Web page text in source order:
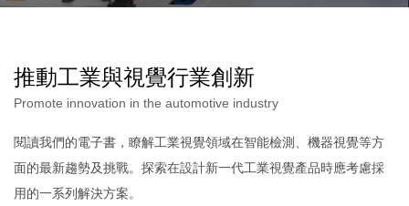
推動工業與視覺行業創新
Promote innovation in the automotive industry
閱讀我們的電子書，瞭解工業視覺領域在智能檢測、機器視覺等方
面的最新趨勢及挑戰。探索在設計新一代工業視覺產品時應考慮採
用的一系列解決方案。